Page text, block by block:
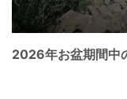
2026年お盆期間中